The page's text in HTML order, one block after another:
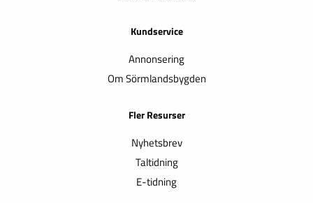
Kundservice
Annonsering
Om Sörmlandsbygden
Fler Resurser
Nyhetsbrev
Taltidning
E-tidning